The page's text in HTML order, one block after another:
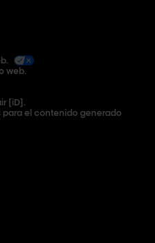
web.
[iD].
para el contenido generado